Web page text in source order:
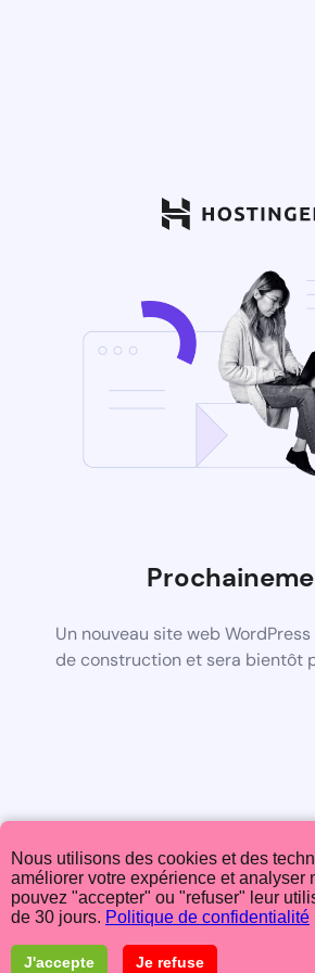
Un nouveau site web
de construction et sera bientôt
Nous utilisons des cookies et des
améliorer votre expérience et analyser
pouvez "accepter" ou "refuser" leur
de 30 jours. Politique de confidentialité
J'accepte Je refuse